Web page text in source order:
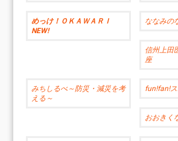
めっけ！ＯＫＡＷＡＲＩ
NEW!
ななみの
信州上田
座
みちしるべ～防災・減災を考
える～
fun!fan!
おおきく